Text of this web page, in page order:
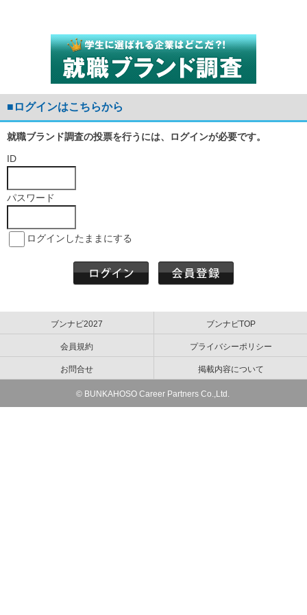
■ログインはこちらから
就職ブランド調査の投票を行うには、ログインが必要です。
ID
パスワード
ログインしたままにする
ブンナビ2027 ブンナビTOP
会員規約 プライバシーポリシー
お問合せ 掲載内容について
© BUNKAHOSO Career Partners Co.,Ltd.